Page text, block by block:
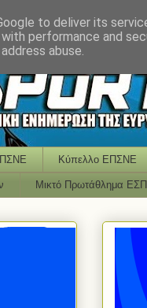
Κύπελλο ΕΠΣΝΕ
Μικτό Πρωτάθλημα
to deliver its
performance and
abuse.